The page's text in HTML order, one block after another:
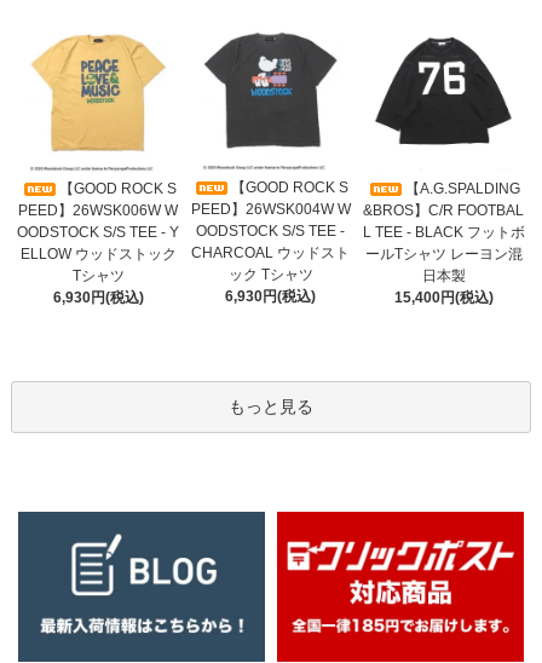
【GOOD ROCK S
PEED】26WSK006W W
OODSTOCK S/S TEE - Y
ELLOW ウッドストック
Tシャツ
6,930円(税込)
【GOOD ROCK S
PEED】26WSK004W W
OODSTOCK S/S TEE -
CHARCOAL ウッドスト
ック Tシャツ
6,930円(税込)
【A.G.SPALDING
&BROS】C/R FOOTBAL
L TEE - BLACK フットボ
ールTシャツ レーヨン混
日本製
15,400円(税込)
もっと見る